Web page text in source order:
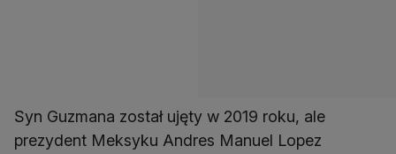
Syn Guzmana został ujęty w 2019 roku, ale
prezydent Meksyku Andres Manuel Lopez